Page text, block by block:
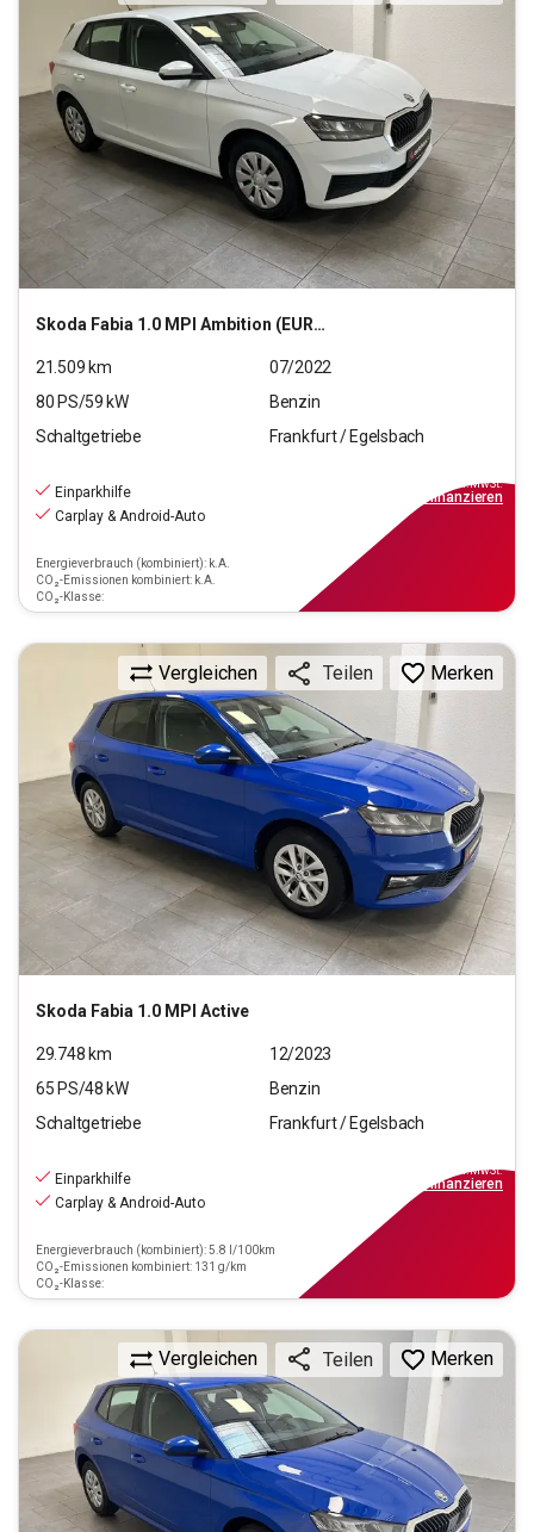
Skoda Fabia 1.0 MPI Ambition (EURO 6d)
21.509 km
07/2022
80 PS/59 kW
Benzin
Schaltgetriebe
Frankfurt / Egelsbach
Einparkhilfe
Carplay & Android-Auto
Energieverbrauch (kombiniert): k.A.
CO₂-Emissionen kombiniert: k.A.
CO₂-Klasse:
inkl.MwSt.
finanzieren
Skoda Fabia 1.0 MPI Active
Vergleichen Teilen Merken
29.748km
12/2023
65PS/48kW
Benzin
Schaltgetriebe
Frankfurt / Egelsbach
Einparkhilfe
Carplay & Android-Auto
Energieverbrauch (kombiniert): 5.8 l/100km
CO₂-Emissionen kombiniert: 131 g/km
CO₂-Klasse:
inkl.MwSt.
finanzieren
Vergleichen Teilen Merken